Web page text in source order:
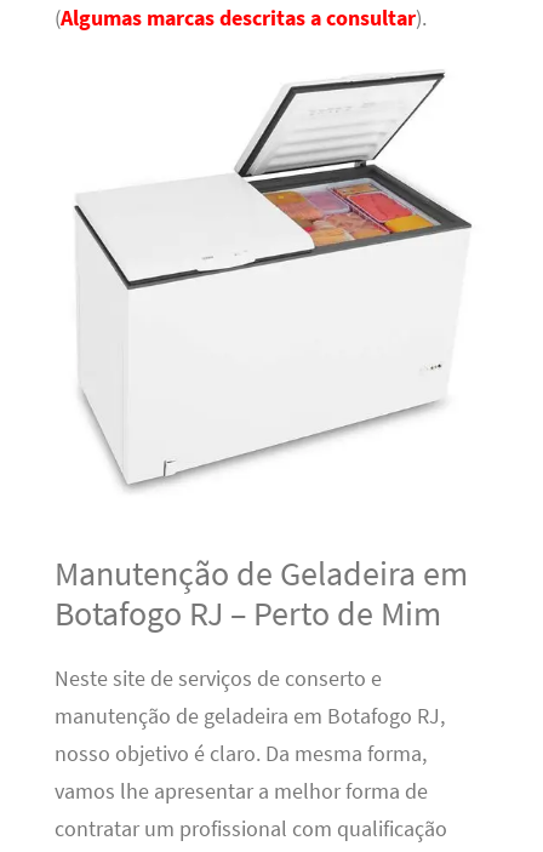
(Algumas marcas descritas a consultar).
Manutenção de Geladeira em
Botafogo RJ – Perto de Mim
Neste site de serviços de conserto e
manutenção de geladeira em Botafogo RJ,
nosso objetivo é claro. Da mesma forma,
vamos lhe apresentar a melhor forma de
contratar um profissional com qualificação